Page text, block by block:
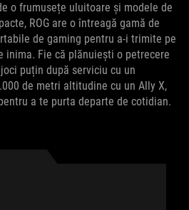
o frumusețe uluitoare și modele de
ROG are o întreagă gamă de
de gaming pentru a-i trimite pe
inima. Fie că plănuiești o petrecere
puțin după serviciu cu un
de metri altitudine cu un Ally X,
a te purta departe de cotidian.